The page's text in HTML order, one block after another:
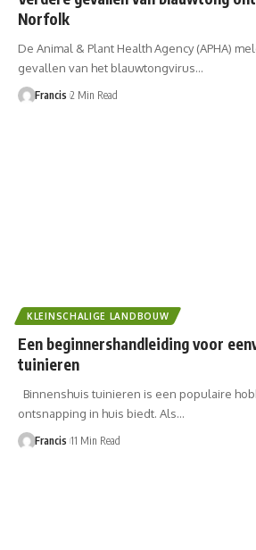
Norfolk
De Animal & Plant Health Agency (APHA)
gevallen van het blauwtongvirus…
Francis 2 Min Read
KLEINSCHALIGE LANDBOUW
Een beginnershandleiding voor
tuinieren
Binnenshuis tuinieren is een populaire
ontsnapping in huis biedt. Als…
Francis 11 Min Read